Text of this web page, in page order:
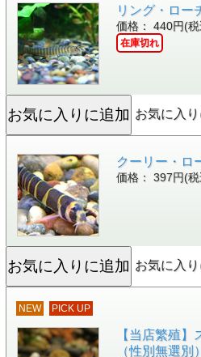
リング・ロー
価格： 440円(
在庫切れ
お気に入
クーリー・ロ
価格： 397円(
お気に入
NEW PICK UP
【当店繁殖
（性別無選別）